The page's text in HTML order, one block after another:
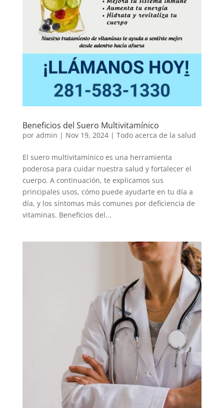
Beneficios del Suero Multivitamínico
por admin | Nov 19, 2024| Todo acerca de la salud
El suero multivitamínico es una herramienta
poderosa para cuidar nuestra salud y fortalecer el
cuerpo. A continuación, te explicamos sus
principales usos, cómo puede ayudarte en tu día a
día, y los síntomas más comunes por deficiencia de
vitaminas. Beneficios del...